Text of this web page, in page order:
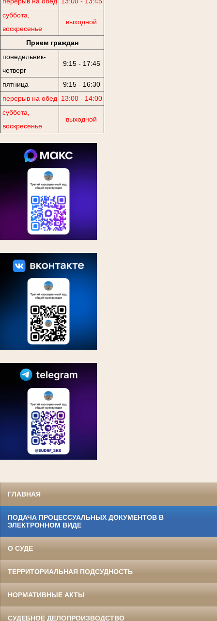
суббота,
воскресенье
выходной
Прием граждан
понедельник-
четверг
9:15 - 17:45
пятница
9:15 - 16:30
перерыв на обед
13:00 - 14:00
суббота,
воскресенье
выходной
ГЛАВНАЯ
ПОДАЧА ПРОЦЕССУАЛЬНЫХ ДОКУМЕНТОВ В
ЭЛЕКТРОННОМ ВИДЕ
О СУДЕ
ТЕРРИТОРИАЛЬНАЯ ПОДСУДНОСТЬ
НОРМАТИВНЫЕ АКТЫ
СУДЕБНОЕ ДЕЛОПРОИЗВОДСТВО